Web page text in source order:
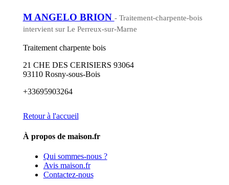
M ANGELO BRION - Traitement-charpente-bois
intervient sur Le Perreux-sur-Marne
Traitement charpente bois
21 CHE DES CERISIERS 93064
93110 Rosny-sous-Bois
+33695903264
Retour à l'accueil
À propos de maison.fr
Qui sommes-nous ?
Avis maison.fr
Contactez-nous